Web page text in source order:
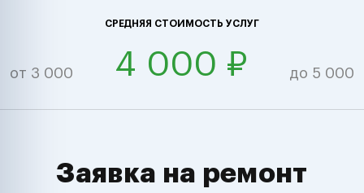
СРЕДНЯЯ СТОИМОСТЬ УСЛУГ
от 3 000 4 000 ₽ до 5 000
Заявка на ремонт